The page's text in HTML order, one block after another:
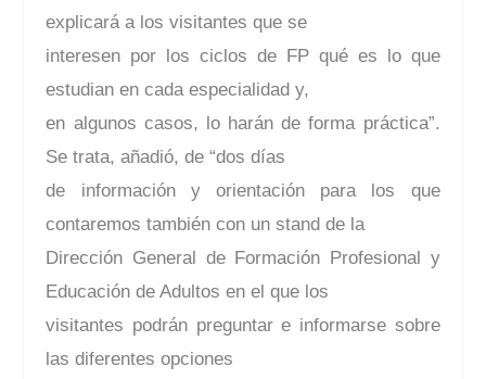
explicará a los visitantes que se
interesen por los ciclos de FP qué es lo que
estudian en cada especialidad y,
en algunos casos, lo harán de forma práctica”.
Se trata, añadió, de “dos días
de información y orientación para los que
contaremos también con un stand de la
Dirección General de Formación Profesional y
Educación de Adultos en el que los
visitantes podrán preguntar e informarse sobre
las diferentes opciones